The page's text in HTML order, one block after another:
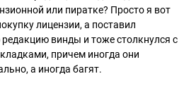
или пиратке? Просто я вот
лицензии, а поставил
винды и тоже столкнулся с
причем иногда они
а иногда багят.